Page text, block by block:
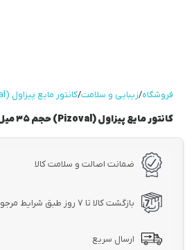
فروشگاه/زیبایی و سلامت/کانتور مایع پیزاول (Pizoval) حجم ۳۵ میل
کانتور مایع پیزاول (Pizoval) حجم ۳۵ میل
ضمانت اصالت و سلامت کالا
بازگشت کالا تا ۷ روز طبق شرایط مرجوعی
ارسال سریع